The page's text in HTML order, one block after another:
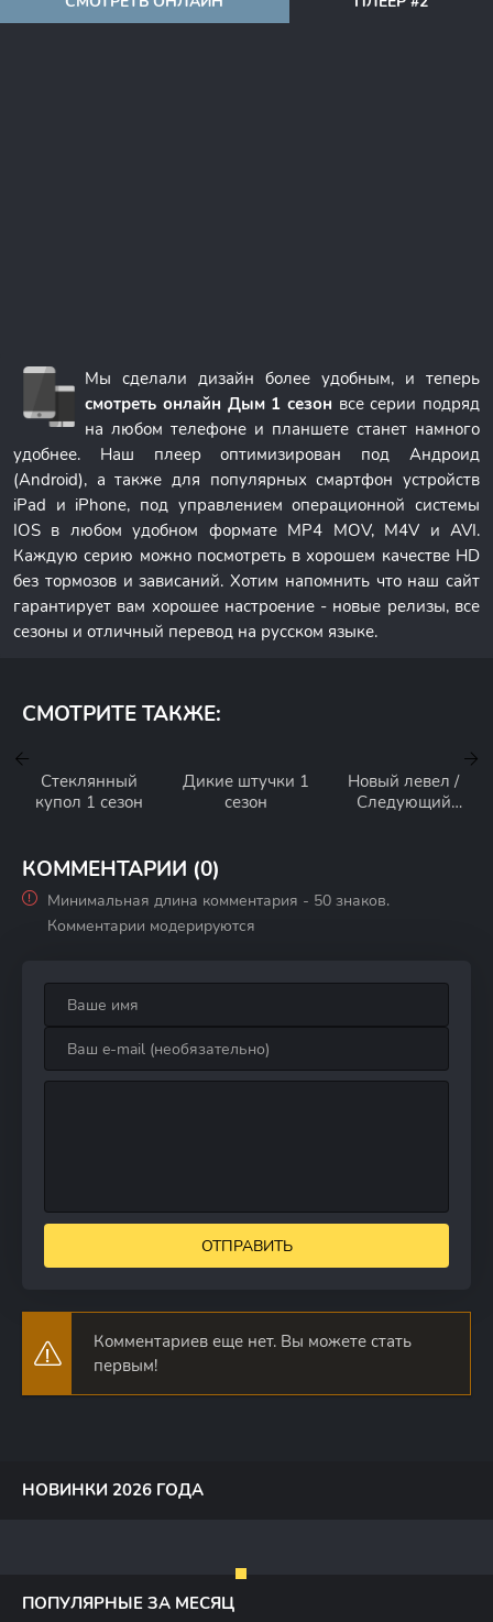
Мы сделали дизайн более удобным, и теперь
смотреть онлайн Дым 1 сезон все серии подряд
на любом телефоне и планшете станет намного
удобнее. Наш плеер оптимизирован под Андроид
(Android), а также для популярных смартфон устройств
iPad и iPhone, под управлением операционной системы
IOS в любом удобном формате MP4 MOV, M4V и AVI.
Каждую серию можно посмотреть в хорошем качестве HD
без тормозов и зависаний. Хотим напомнить что наш сайт
гарантирует вам хорошее настроение - новые релизы, все
сезоны и отличный перевод на русском языке.
СМОТРИТЕ ТАКЖЕ:
Стеклянный
купол 1 сезон
Дикие штучки 1
сезон
Новый левел /
Следующий
КОММЕНТАРИИ (0)
Минимальная длина комментария - 50 знаков.
Комментарии модерируются
ОТПРАВИТЬ
Комментариев еще нет. Вы можете стать
первым!
НОВИНКИ 2026 ГОДА
ПОПУЛЯРНЫЕ ЗА МЕСЯЦ